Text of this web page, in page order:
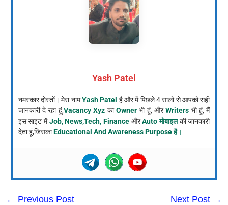
Yash Patel
नमस्कार दोस्तों। मेरा नामYash Patel है और में पिछले 4 सालो से आपको सही
जानकारी दे रहा हूं,Vacancy Xyz काOwnerभी हूं, औरWriters भी हूं, मैं
इस साइट मेंJob, News,Tech, Finance औरAuto मोबाइलकी जानकारी
देता हूं,जिसकाEducational And Awareness Purpose है।
← Previous Post Next Post →